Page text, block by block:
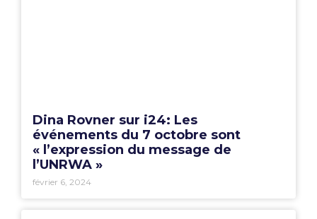
Dina Rovner sur i24: Les
événements du 7 octobre sont
« l’expression du message de
l’UNRWA »
février 6, 2024